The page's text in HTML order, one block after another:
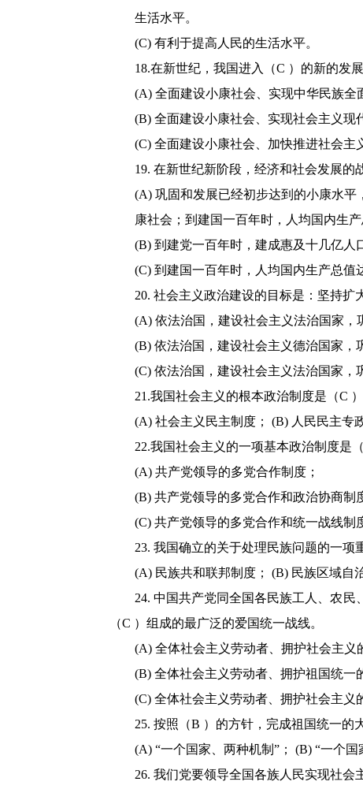
生活水平。
(C) 有利于提高人民的生活水平。
18.在新世纪，我国进入（C ）的新的发展
(A) 全面建设小康社会、实现中华民族全
(B) 全面建设小康社会、实现社会主义现
(C) 全面建设小康社会、加快推进社会主
19. 在新世纪新阶段，经济和社会发展的
(A) 巩固和发展已经初步达到的小康水
康社会；到建国一百年时，人均国内生
(B) 到建党一百年时，建成惠及十几亿人
(C) 到建国一百年时，人均国内生产总值
20. 社会主义政治建设的目标是：坚持扩
(A) 依法治国，建设社会主义法治国家，
(B) 依法治国，建设社会主义德治国家，
(C) 依法治国，建设社会主义法治国家，
21.我国社会主义的根本政治制度是（C ）
(A) 社会主义民主制度； (B) 人民民主专
22.我国社会主义的一项基本政治制度是（
(A) 共产党领导的多党合作制度；
(B) 共产党领导的多党合作和政治协商制
(C) 共产党领导的多党合作和统一战线制
23. 我国确立的关于处理民族问题的一项
(A) 民族共和联邦制度； (B) 民族区域自
24. 中国共产党同全国各民族工人、农
（C ）组成的最广泛的爱国统一战线。
(A) 全体社会主义劳动者、拥护社会主义
(B) 全体社会主义劳动者、拥护祖国统一
(C) 全体社会主义劳动者、拥护社会主义
25. 按照（B ）的方针，完成祖国统一的
(A) “一个国家、两种机制”； (B) “一个国
26. 我们党要领导全国各族人民实现社